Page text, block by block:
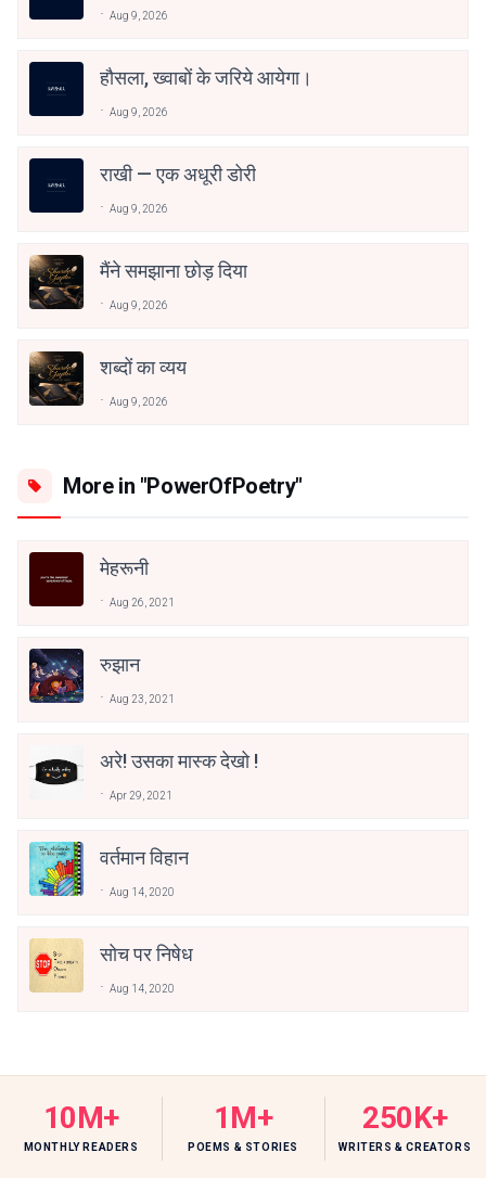
Aug 9, 2026
हौसला, ख्वाबों के जरिये आयेगा।
Aug 9, 2026
राखी — एक अधूरी डोरी
Aug 9, 2026
मैंने समझाना छोड़ दिया
Aug 9, 2026
शब्दों का व्यय
Aug 9, 2026
More in "PowerOfPoetry"
मेहरूनी
Aug 26, 2021
रुझान
Aug 23, 2021
अरे! उसका मास्क देखो !
Apr 29, 2021
वर्तमान विहान
Aug 14, 2020
सोच पर निषेध
Aug 14, 2020
10M+
MONTHLY READERS
1M+
POEMS & STORIES
250K+
WRITERS & CREATORS